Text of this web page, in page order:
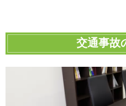
交通事故